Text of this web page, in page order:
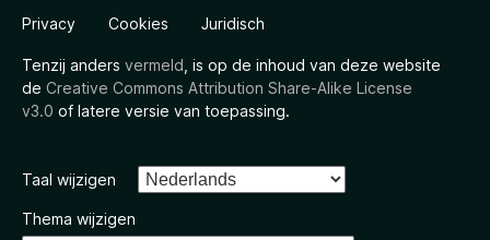
Privacy Cookies Juridisch
Tenzij anders vermeld , is op de inhoud van deze website
de Creative Commons Attribution Share-Alike License
v3.0 of latere versie van toepassing.
Taal wijzigen
Thema wijzigen